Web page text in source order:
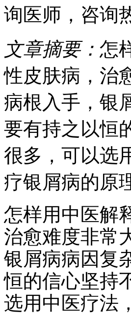
询医师 ，咨询
文章摘要： 怎
性皮肤病，治
病根入手，银
要有持之以恒
很多，可以选
疗银屑病的原
怎样用中医解
治愈难度非常
银屑病病因复
恒的信心坚持
选用中医疗法